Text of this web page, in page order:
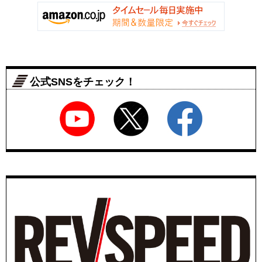
公式SNSをチェック！